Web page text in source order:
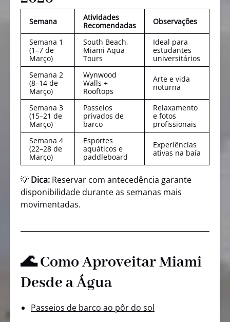
Semana
Atividades
Recomendadas
Observações
Semana 1
(1–7 de
Março)
South Beach,
Miami Aqua
Tours
Ideal para
estudantes
universitários
Semana 2
(8–14 de
Março)
Wynwood
Walls +
Rooftops
Arte e vida
noturna
Semana 3
(15–21 de
Março)
Passeios
privados de
barco
Relaxamento
e fotos
profissionais
Semana 4
(22–28 de
Março)
Esportes
aquáticos e
paddleboard
Experiências
ativas na baía
💡 Dica: Reservar com antecedência garante
disponibilidade durante as semanas mais
movimentadas.
🌊 Como Aproveitar Miami
Desde a Água
Passeios de barco ao pôr do sol